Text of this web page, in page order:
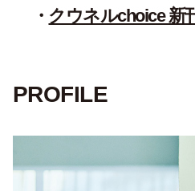
クウネルchoice 新
PROFILE